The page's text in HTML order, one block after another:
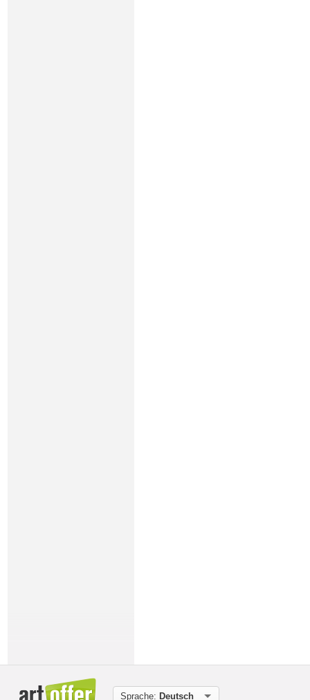
Sprache: Deutsch